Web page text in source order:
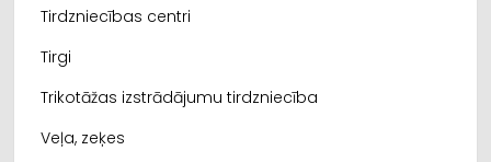
Tirdzniecības centri
Tirgi
Trikotāžas izstrādājumu tirdzniecība
Veļa, zeķes